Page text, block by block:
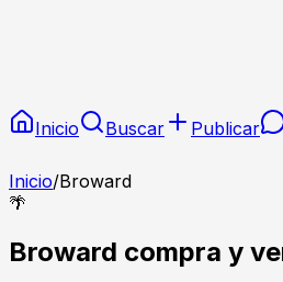
Inicio Buscar Publicar
Inicio/Broward
🌴
Broward compra y